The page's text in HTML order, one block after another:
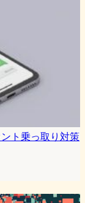
ト乗っ取り対策